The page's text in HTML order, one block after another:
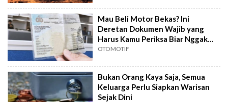
Mau Beli Motor Bekas? Ini
Deretan Dokumen Wajib yang
Harus Kamu Periksa Biar Nggak
Ketipu
OTOMOTIF
Bukan Orang Kaya Saja, Semua
Keluarga Perlu Siapkan Warisan
Sejak Dini